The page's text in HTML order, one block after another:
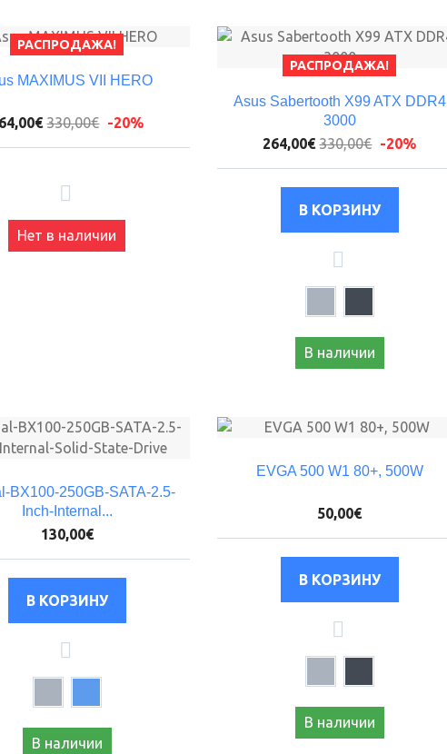
РАСПРОДАЖА!
MAXIMUS VII HERO
330,00€ -20%
Нет в наличии
РАСПРОДАЖА!
Asus Sabertooth X99 ATX DDR4
3000
264,00€ 330,00€ -20%
В наличии
BX100-250GB-SATA-2.5-
Inch-Internal...
130,00€
В наличии
EVGA 500 W1 80+, 500W
50,00€
В наличии